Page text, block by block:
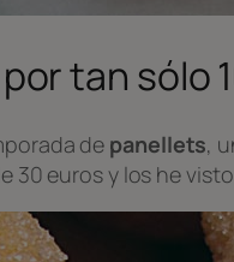
tan sólo
de panellets,
euros y los he